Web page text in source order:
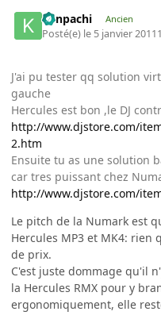
Kenpachi Ancien
Posté(e) le 5 janvier 2011
J'ai pu tester qq solution
gauche
Hercules est bon ,le DJ
http://www.djstore.com/
2.htm
Ensuite tu as une solution
car tres puissant chez
http://www.djstore.com/
Le pitch de la Numark est
Hercules MP3 et MK4: rien
de prix.
C'est juste dommage qu'il
la Hercules RMX pour y
ergonomiquement, elle